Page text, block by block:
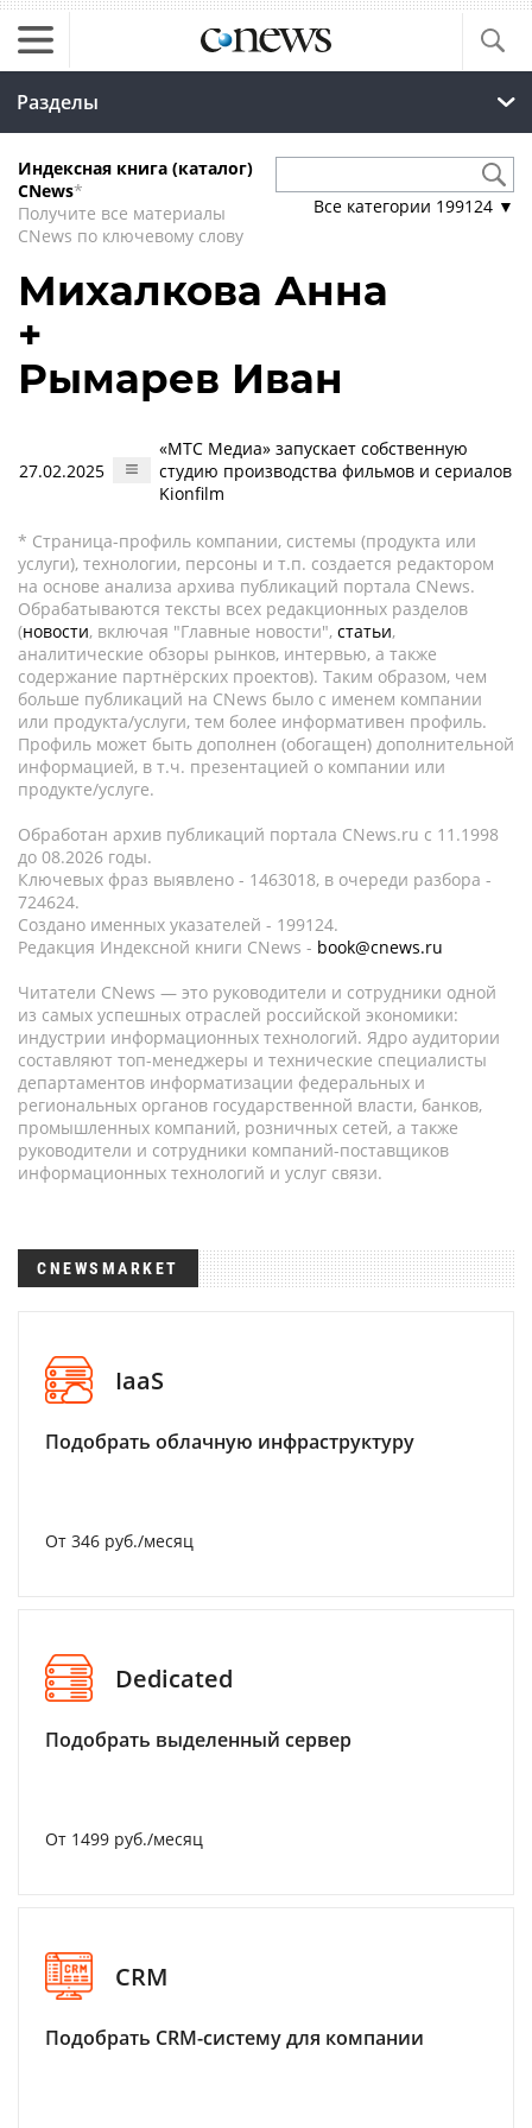
Разделы
Индексная книга (каталог)
CNews*
Получите все материалы
CNews по ключевому слову
Все категории 199124 ▼
Михалкова Анна
+
Рымарев Иван
27.02.2025
«МТС Медиа» запускает собственную
студию производства фильмов и сериалов
Kionfilm
* Страница-профиль компании, системы (продукта или
услуги), технологии, персоны и т.п. создается редактором
на основе анализа архива публикаций портала CNews.
Обрабатываются тексты всех редакционных разделов
(новости, включая "Главные новости", статьи,
аналитические обзоры рынков, интервью, а также
содержание партнёрских проектов). Таким образом, чем
больше публикаций на CNews было с именем компании
или продукта/услуги, тем более информативен профиль.
Профиль может быть дополнен (обогащен) дополнительной
информацией, в т.ч. презентацией о компании или
продукте/услуге.
Обработан архив публикаций портала CNews.ru c 11.1998
до 08.2026 годы.
Ключевых фраз выявлено - 1463018, в очереди разбора -
724624.
Создано именных указателей - 199124.
Редакция Индексной книги CNews - book@cnews.ru
Читатели CNews — это руководители и сотрудники одной
из самых успешных отраслей российской экономики:
индустрии информационных технологий. Ядро аудитории
составляют топ-менеджеры и технические специалисты
департаментов информатизации федеральных и
региональных органов государственной власти, банков,
промышленных компаний, розничных сетей, а также
руководители и сотрудники компаний-поставщиков
информационных технологий и услуг связи.
CNEWSMARKET
IaaS
Подобрать облачную инфраструктуру
От 346 руб./месяц
Dedicated
Подобрать выделенный сервер
От 1499 руб./месяц
CRM
Подобрать CRM-систему для компании